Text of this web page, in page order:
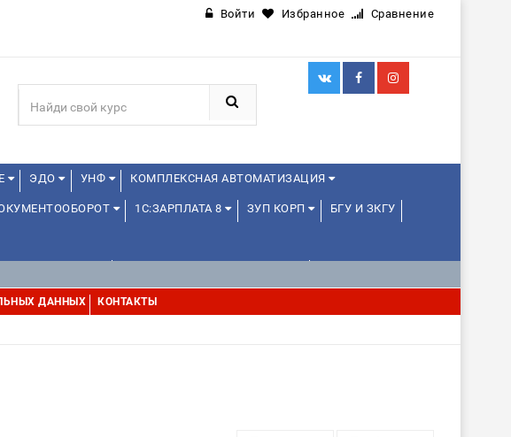
Войти Избранное Сравнение
ЭДО УНФ КОМПЛЕКСНАЯ АВТОМАТИЗАЦИЯ
1С:ЗАРПЛАТА 8 ЗУП КОРП БГУ И ЗКГУ
ШКОЛЬНИКОВ
ДАННЫХ КОНТАКТЫ